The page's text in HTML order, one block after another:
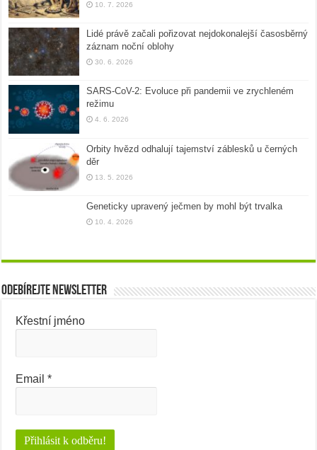
10. 7. 2026
Lidé právě začali pořizovat nejdokonalejší časosběrný
záznam noční oblohy
30. 6. 2026
SARS-CoV-2: Evoluce při pandemii ve zrychleném
režimu
4. 6. 2026
Orbity hvězd odhalují tajemství záblesků u černých
děr
13. 5. 2026
Geneticky upravený ječmen by mohl být trvalka
10. 4. 2026
Odebírejte newsletter
Křestní jméno
Email*